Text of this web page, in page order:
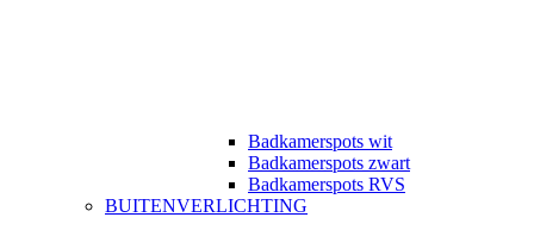
Badkamerspots wit
Badkamerspots zwart
Badkamerspots RVS
BUITENVERLICHTING